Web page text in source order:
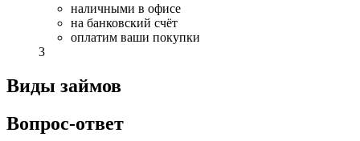
наличными в офисе
на банковский счёт
оплатим ваши покупки
3
Виды займов
Вопрос-ответ